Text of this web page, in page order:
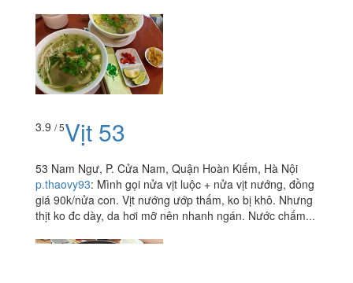
3.9 / 5Vịt 53
53 Nam Ngư, P. Cửa Nam, Quận Hoàn Kiếm, Hà Nội
p.thaovy93: Mình gọi nửa vịt luộc + nửa vịt nướng, đồng
giá 90k/nửa con. Vịt nướng ướp thấm, ko bị khô. Nhưng
thịt ko đc dày, da hơi mỡ nên nhanh ngán. Nước chấm...